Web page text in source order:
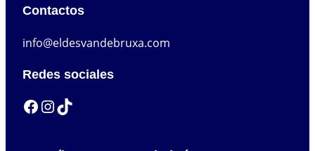
Contactos
info@eldesvandebruxa.com
Redes sociales
Facebook InstagramTikTok